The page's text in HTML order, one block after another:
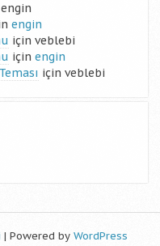
engin
engin
için veblebi
için engin
için veblebi
| Powered by WordPress